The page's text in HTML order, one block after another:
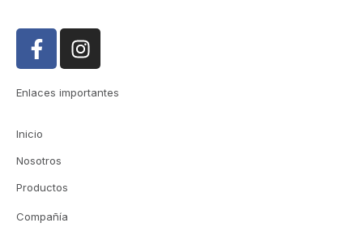
Enlaces importantes
Inicio
Nosotros
Productos
Compañía